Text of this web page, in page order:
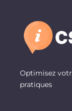
Optimisez
pratiques